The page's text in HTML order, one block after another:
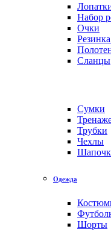
Набор
Очки
Сланцы
Сумки
Трубки
Чехлы
Одежда
Шорты